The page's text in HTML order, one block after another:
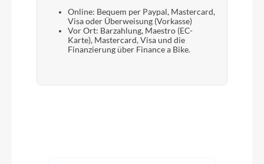
Online: Bequem per Paypal, Mastercard,
Visa oder Überweisung (Vorkasse)
Vor Ort: Barzahlung, Maestro (EC-
Karte), Mastercard, Visa und die
Finanzierung über Finance a Bike.